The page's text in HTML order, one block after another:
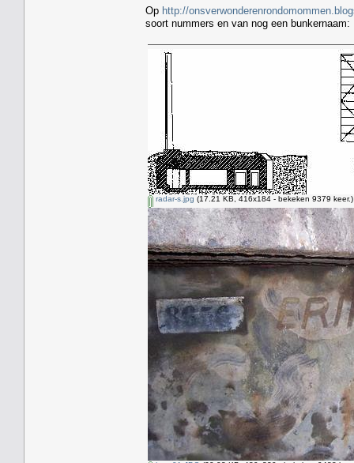
Op http://
soort nummers en van nog een bunkernaam:
radar-s.jpg (17.21 KB, 416x184 - bekeken 9379 keer.)